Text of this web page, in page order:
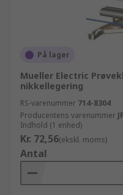
På lager
Mueller Electric
nikkellegering
RS-varenummer 714-8304
Producentens varenummer
Indhold (1 enhed)
Kr. 72,56(ekskl. moms)
Antal